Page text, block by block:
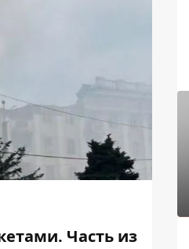
Часть из